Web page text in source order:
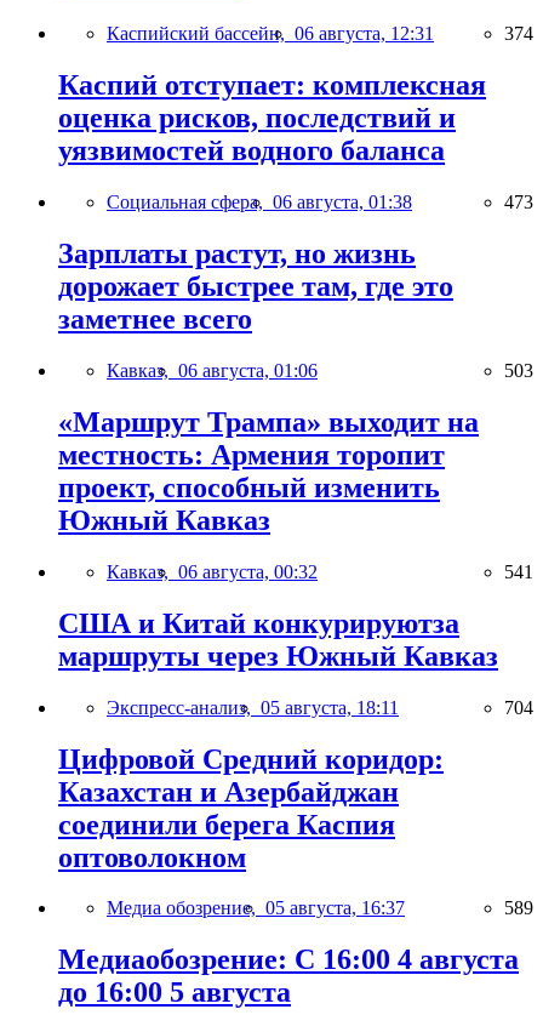
Каспийский бассейн, 06 августа, 12:31 374
Каспий отступает: комплексная
оценка рисков, последствий и
уязвимостей водного баланса
Социальная сфера, 06 августа, 01:38 473
Зарплаты растут, но жизнь
дорожает быстрее там, где это
заметнее всего
Кавказ, 06 августа, 01:06 503
«Маршрут Трампа» выходит на
местность: Армения торопит
проект, способный изменить
Южный Кавказ
Кавказ, 06 августа, 00:32 541
США и Китай конкурируютза
маршруты через Южный Кавказ
Экспресс-анализ, 05 августа, 18:11 704
Цифровой Средний коридор:
Казахстан и Азербайджан
соединили берега Каспия
оптоволокном
Медиа обозрение, 05 августа, 16:37 589
Медиаобозрение: С 16:00 4 августа
до 16:00 5 августа